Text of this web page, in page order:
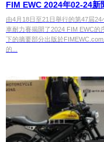
FIM EWC 2024年02-24新
由4月18日至21日舉行的第47屆24
車耐力賽揭開了2024 FIM EWC的
下的摘要部分出版於
的...